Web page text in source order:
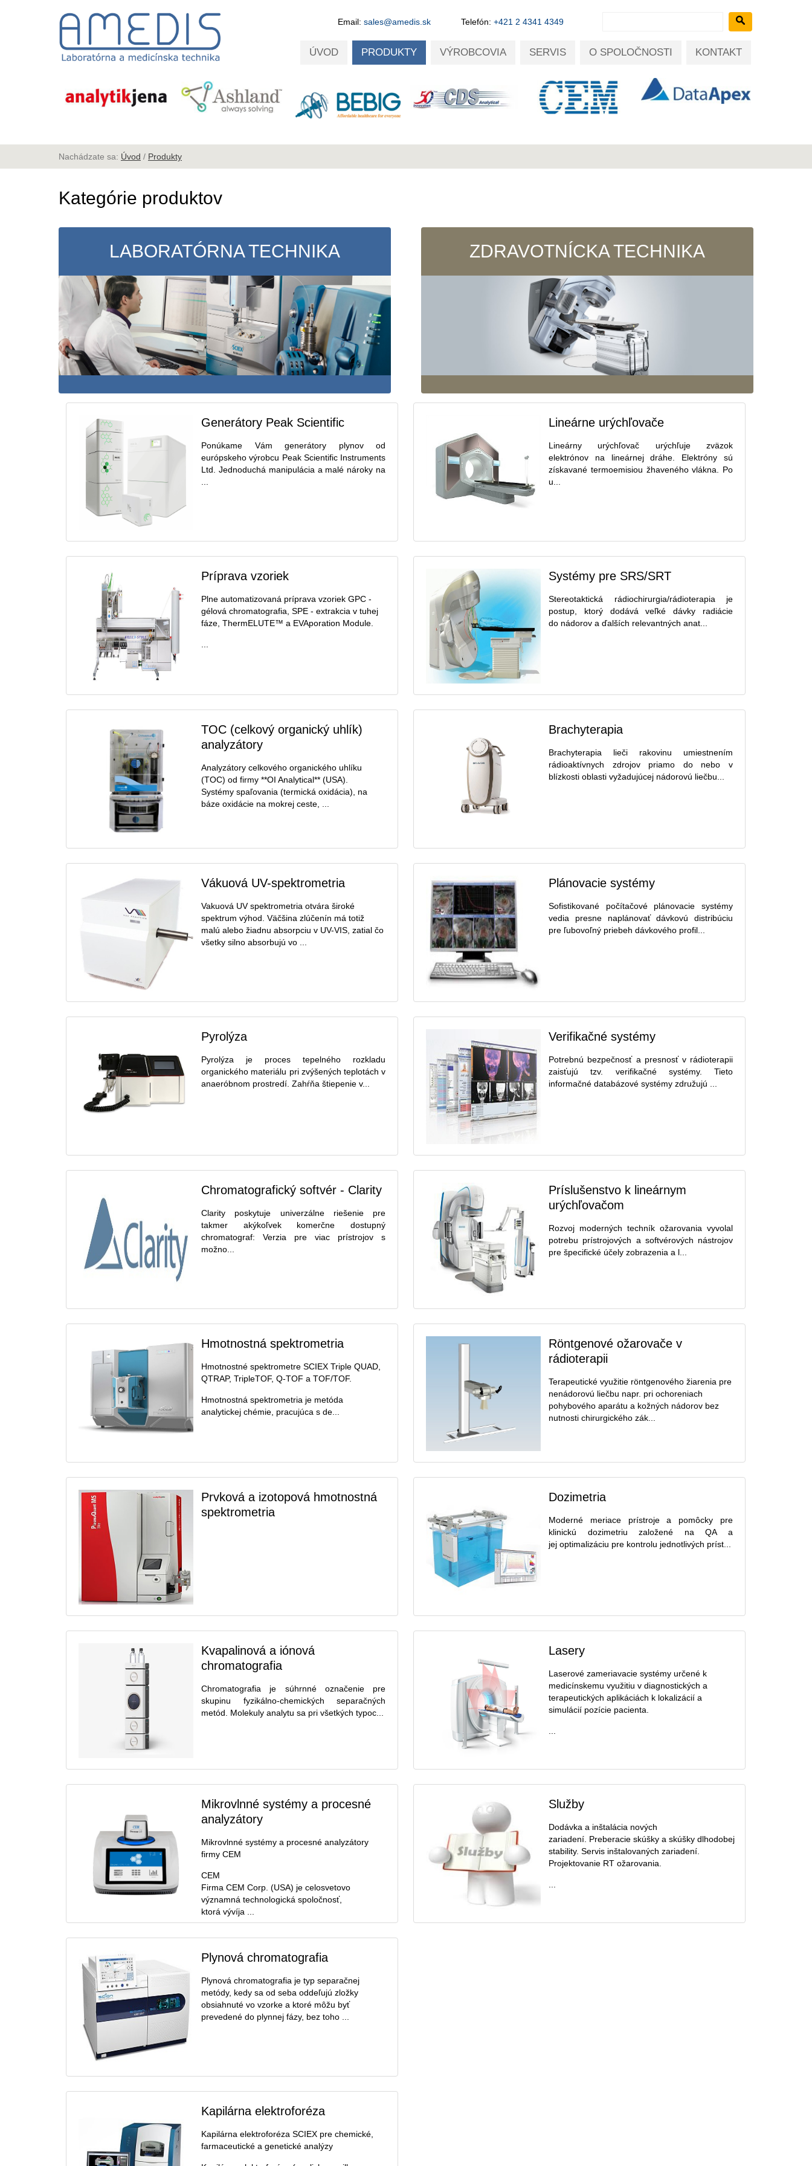
Email: sales@amedis.sk Telefón: +421 2 4341 4349
ÚVOD PRODUKTY VÝROBCOVIA SERVIS O SPOLOČNOSTI KONTAKT
Nachádzate sa: Úvod / Produkty
Kategórie produktov
LABORATÓRNA TECHNIKA
Generátory Peak Scientific
Ponúkame Vám generátory plynov od
európskeho výrobcu Peak Scientific Instruments
Ltd. Jednoduchá manipulácia a malé nároky na
Príprava vzoriek
Plne automatizovaná príprava vzoriek GPC -
gélová chromatografia, SPE - extrakcia v tuhej
fáze, ThermELUTE™ a EVAporation Module.
TOC (celkový organický uhlík)
analyzátory
Analyzátory celkového organického uhlíku
(TOC) od firmy **OI Analytical** (USA).
Systémy spaľovania (termická oxidácia), na
báze oxidácie na mokrej ceste, ...
Vákuová UV-spektrometria
Vakuová UV spektrometria otvára široké
spektrum výhod. Väčšina zlúčenín má totiž
malú alebo žiadnu absorpciu v UV-VIS, zatial čo
všetky silno absorbujú vo ...
Pyrolýza
Pyrolýza je proces tepelného rozkladu
organického materiálu pri zvýšených teplotách v
anaeróbnom prostredí. Zahŕňa štiepenie v...
Chromatografický softvér - Clarity
Clarity poskytuje univerzálne riešenie pre
takmer akýkoľvek komerčne dostupný
chromatograf: Verzia pre viac prístrojov s
možno...
Hmotnostná spektrometria
Hmotnostné spektrometre SCIEX Triple QUAD,
QTRAP, TripleTOF, Q-TOF a TOF/TOF.
Hmotnostná spektrometria je metóda
analytickej chémie, pracujúca s de...
Prvková a izotopová hmotnostná
spektrometria
Kvapalinová a iónová
chromatografia
Chromatografia je súhrnné označenie pre
skupinu fyzikálno-chemických separačných
metód. Molekuly analytu sa pri všetkých typoc...
Mikrovlnné systémy a procesné
analyzátory
Mikrovlnné systémy a procesné analyzátory
firmy CEM
CEM
Firma CEM Corp. (USA) je celosvetovo
významná technologická spoločnosť,
ktorá vývíja ...
Plynová chromatografia
Plynová chromatografia je typ separačnej
metódy, kedy sa od seba oddeľujú zložky
obsiahnuté vo vzorke a ktoré môžu byť
prevedené do plynnej fázy, bez toho ...
Kapilárna elektroforéza
Kapilárna elektroforéza SCIEX pre chemické,
farmaceutické a genetické analýzy
ZDRAVOTNÍCKA TECHNIKA
Lineárne urýchľovače
Lineárny urýchľovač urýchľuje zväzok
elektrónov na lineárnej dráhe. Elektróny sú
získavané termoemisiou žhaveného vlákna. Po
u...
Systémy pre SRS/SRT
Stereotaktická rádiochirurgia/rádioterapia je
postup, ktorý dodává veľké dávky radiácie
do nádorov a ďalších relevantných anat...
Brachyterapia
Brachyterapia lieči rakovinu umiestnením
rádioaktívnych zdrojov priamo do nebo v
blízkosti oblasti vyžadujúcej nádorovú liečbu...
Plánovacie systémy
Sofistikované počítačové plánovacie systémy
vedia presne naplánovať dávkovú distribúciu
pre ľubovoľný priebeh dávkového profil...
Verifikačné systémy
Potrebnú bezpečnosť a presnosť v rádioterapii
zaisťujú tzv. verifikačné systémy. Tieto
informačné databázové systémy združujú ...
Príslušenstvo k lineárnym
urýchľovačom
Rozvoj moderných techník ožarovania vyvolal
potrebu prístrojových a softvérových nástrojov
pre špecifické účely zobrazenia a l...
Röntgenové ožarovače v
rádioterapii
Terapeutické využitie röntgenového žiarenia pre
nenádorovú liečbu napr. pri ochoreniach
pohybového aparátu a kožných nádorov bez
nutnosti chirurgického zák...
Dozimetria
Moderné meriace prístroje a pomôcky pre
klinickú dozimetriu založené na QA a
jej optimalizáciu pre kontrolu jednotlivých príst...
Lasery
Laserové zameriavacie systémy určené k
medicínskemu využitiu v diagnostických a
terapeutických aplikáciách k lokalizácií a
simulácií pozície pacienta.
Služby
Dodávka a inštalácia nových
zariadení. Preberacie skúšky a skúšky dlhodobej
stability. Servis inštalovaných zariadení.
Projektovanie RT ožarovania.